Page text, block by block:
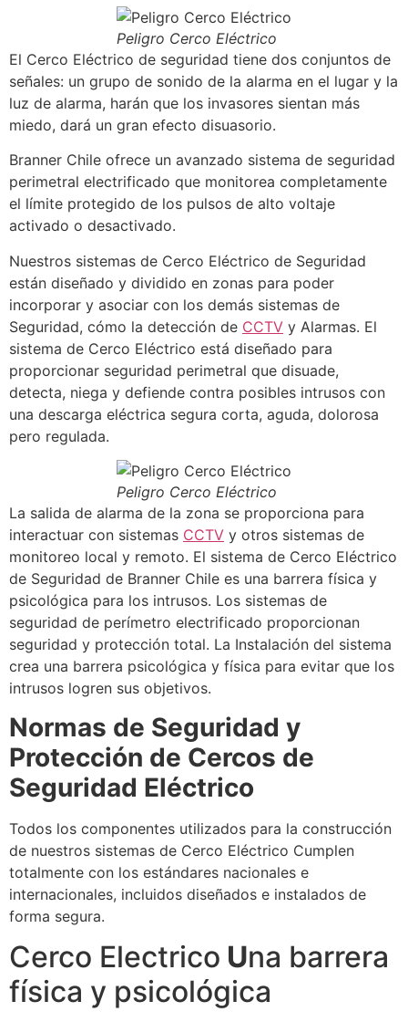
Peligro Cerco Eléctrico
El Cerco Eléctrico de seguridad tiene dos conjuntos de
señales: un grupo de sonido de la alarma en el lugar y la
luz de alarma, harán que los invasores sientan más
miedo, dará un gran efecto disuasorio.
Branner Chile ofrece un avanzado sistema de seguridad
perimetral electrificado que monitorea completamente
el límite protegido de los pulsos de alto voltaje
activado o desactivado.
Nuestros sistemas de Cerco Eléctrico de Seguridad
están diseñado y dividido en zonas para poder
incorporar y asociar con los demás sistemas de
Seguridad, cómo la detección de CCTV y Alarmas. El
sistema de Cerco Eléctrico está diseñado para
proporcionar seguridad perimetral que disuade,
detecta, niega y defiende contra posibles intrusos con
una descarga eléctrica segura corta, aguda, dolorosa
pero regulada.
Peligro Cerco Eléctrico
La salida de alarma de la zona se proporciona para
interactuar con sistemas CCTV y otros sistemas de
monitoreo local y remoto. El sistema de Cerco Eléctrico
de Seguridad de Branner Chile es una barrera física y
psicológica para los intrusos. Los sistemas de
seguridad de perímetro electrificado proporcionan
seguridad y protección total. La Instalación del sistema
crea una barrera psicológica y física para evitar que los
intrusos logren sus objetivos.
Normas de Seguridad y
Protección de Cercos de
Seguridad Eléctrico
Todos los componentes utilizados para la construcción
de nuestros sistemas de Cerco Eléctrico Cumplen
totalmente con los estándares nacionales e
internacionales, incluidos diseñados e instalados de
forma segura.
Cerco Electrico Una barrera
física y psicológica